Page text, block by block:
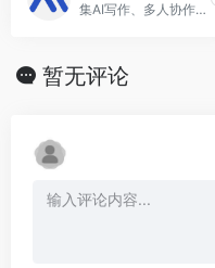
集AI写作、多人协作、文本校对、改写润色、自动配图等功能为一体AI Native内容创作平台 一分钟了解如何使用 快速访问 新建文档 从空文本起草 AI写作 让AI辅助您高效写作
暂无评论